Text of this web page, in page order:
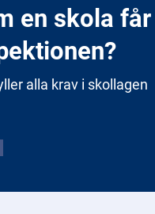
en skola får
alla krav i skollagen